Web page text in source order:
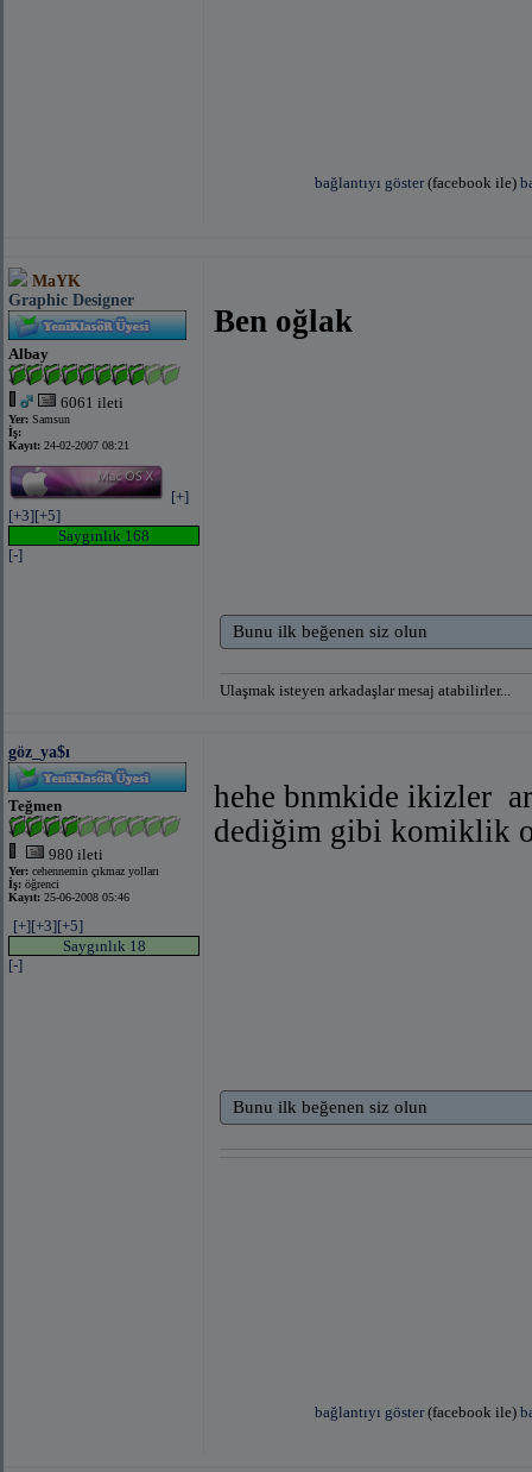
bağlantıyı göster(facebook ile)
MaYK
Graphic Designer
Albay
6061 ileti
Yer: Samsun
İş:
Kayıt: 24-02-2007 08:21
[+]
[+3][+5]
Saygınlık 168
[-]
Ben oğlak
Bunu ilk beğenen siz olun
Ulaşmak isteyen arkadaşlar mesaj atabilirler...
göz_ya$ı
Teğmen
980 ileti
Yer: cehennemin çıkmaz yolları
İş: öğrenci
Kayıt: 25-06-2008 05:46
[+][+3][+5]
Saygınlık 18
[-]
hehe bnmkide ikizler
dediğim gibi komiklik
Bunu ilk beğenen siz olun
bağlantıyı göster(facebook ile)